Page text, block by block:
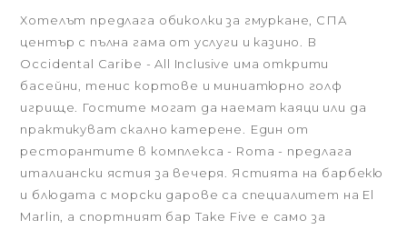
Хотелът предлага обиколки за гмуркане, СПА
център с пълна гама от услуги и казино. В
Occidental Caribe - All Inclusive има открити
басейни, тенис кортове и миниатюрно голф
игрище. Гостите могат да наемат каяци или да
практикуват скално катерене. Един от
ресторантите в комплекса - Roma - предлага
италиански ястия за вечеря. Ястията на барбекю
и блюдата с морски дарове са специалитет на El
Marlin, а спортният бар Take Five е само за